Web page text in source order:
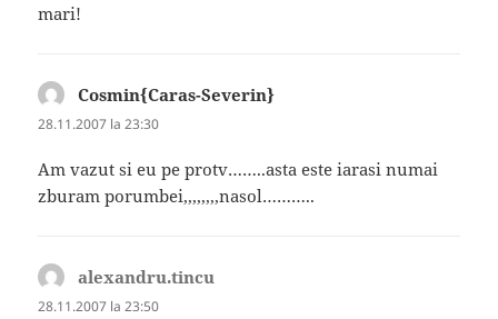
mari!
Cosmin{Caras-Severin}
28.11.2007 la 23:30
Am vazut si eu pe protv……..asta este iarasi numai
zburam porumbei,,,,,,,,nasol………..
alexandru.tincu
28.11.2007 la 23:50